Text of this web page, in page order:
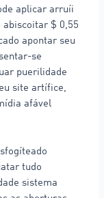
aplicar arruíi
abiscoitar $ 0,55
apontar seu
se
puerilidade
site artífice,
afável
tudo
sistema